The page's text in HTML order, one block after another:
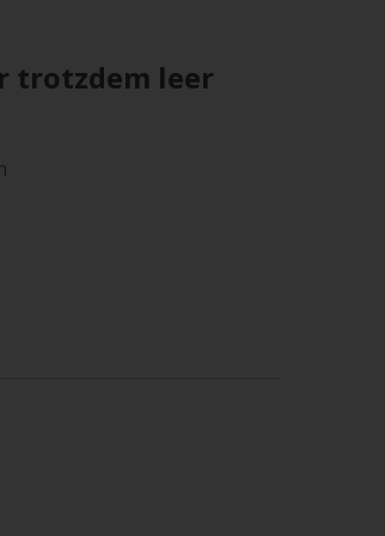
trotzdem leer